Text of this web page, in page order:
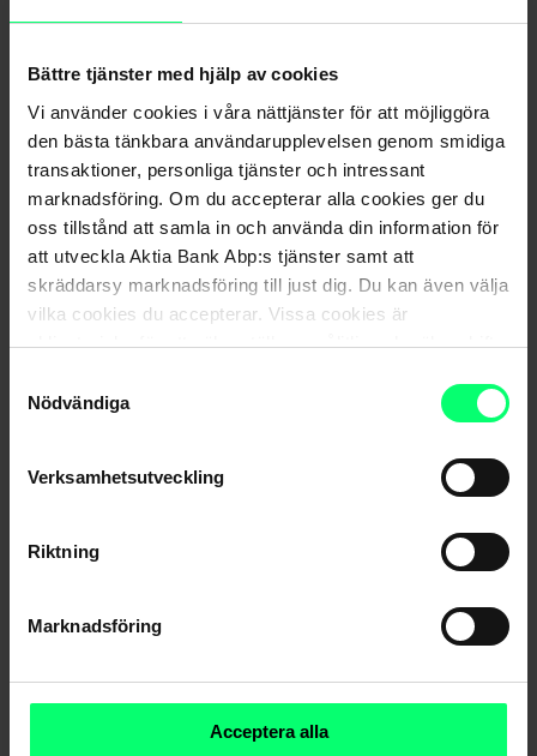
Bättre tjänster med hjälp av cookies
Vi använder cookies i våra nättjänster för att möjliggöra
den bästa tänkbara användarupplevelsen genom smidiga
transaktioner, personliga tjänster och intressant
marknadsföring. Om du accepterar alla cookies ger du
oss tillstånd att samla in och använda din information för
att utveckla Aktia Bank Abp:s tjänster samt att
skräddarsy marknadsföring till just dig. Du kan även välja
vilka cookies du accepterar. Vissa cookies är
obligatoriska för att säkerställa en pålitlig och säker drift
Nödvändiga
Verksamhetsutveckling
Riktning
Marknadsföring
Acceptera alla
Håll dig lugn och agera snabbt vid behov
Bedragarnas viktigaste trumfkort är julbrådskan och -
stressen, som leder till att snabba beslut görs utan
eftertanke. Därmed är det viktigt att stanna upp innan man
agerar, även under juletid.
Alla gör vi ändå misstag, oberoende om det är jul eller inte
och då är det bra att komma ihåg instruktionerna för
sådana situationer. Om du misstänker att dina bankkoder
eller kortuppgifter har utsatts för missbruk, kontakta
omedelbart Aktias kundtjänst på numret 010 247 010. Om
Aktias spärrtjänst: Kort och Aktia Wallet +358 800 0 2477
öppen även under julen.